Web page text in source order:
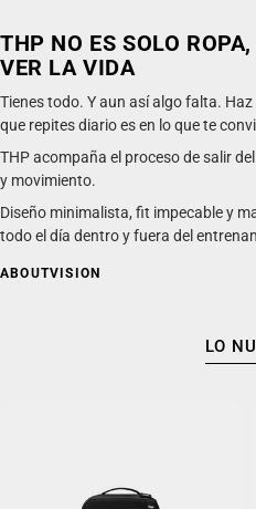
THP NO ES SOLO
VER LA VIDA
Tienes todo. Y aun así algo falta.
que repites diario es en lo que te
THP acompaña el proceso de salir
y movimiento.
Diseño minimalista, fit impecable y
todo el día dentro y fuera del
ABOUTVISION
LO